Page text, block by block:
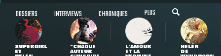
DOSSIERS INTERVIEWS CHRONIQUES PLUS
SUPERGIRL
ET
"CHAQUE
AUTEUR
L'AMOUR
ET LA
HELEN
DE